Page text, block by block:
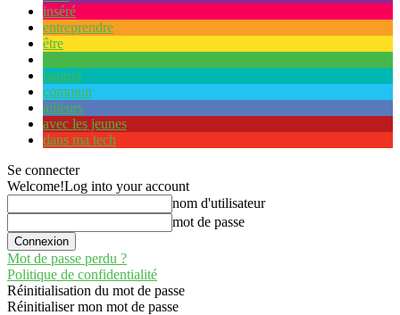
inséré
entreprendre
être
naturel
commun
ailleurs
avec les jeunes
dans ma tech
Se connecter
Welcome!Log into your account
nom d'utilisateur
mot de passe
Mot de passe perdu ?
Politique de confidentialité
Réinitialisation du mot de passe
Réinitialiser mon mot de passe